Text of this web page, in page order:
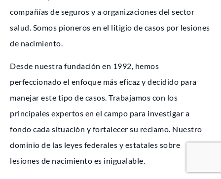
compañías de seguros y a organizaciones del sector
salud. Somos pioneros en el litigio de casos por lesiones
de nacimiento.
Desde nuestra fundación en 1992, hemos
perfeccionado el enfoque más eficaz y decidido para
manejar este tipo de casos. Trabajamos con los
principales expertos en el campo para investigar a
fondo cada situación y fortalecer su reclamo. Nuestro
dominio de las leyes federales y estatales sobre
lesiones de nacimiento es inigualable.